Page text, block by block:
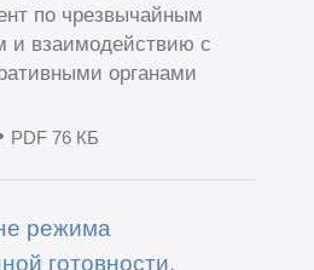
по чрезвычайным
и взаимодействию с
органами
PDF 76 КБ
режима
готовности,